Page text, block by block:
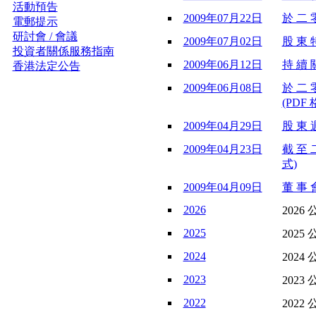
活動預告
電郵提示
研討會 / 會議
投資者關係服務指南
香港法定公告
2009年07月22日
於 二
2009年07月02日
股 東
2009年06月12日
持 續
2009年06月08日
於 二
(PDF
2009年04月29日
股 東
2009年04月23日
截 至
式)
2009年04月09日
董 事
2026
2026
2025
2025
2024
2024
2023
2023
2022
2022